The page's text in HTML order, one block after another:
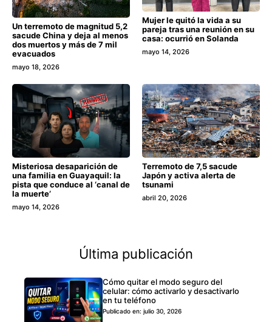
Un terremoto de magnitud 5,2
sacude China y deja al menos
dos muertos y más de 7 mil
evacuados
mayo 18, 2026
Mujer le quitó la vida a su
pareja tras una reunión en su
casa: ocurrió en Solanda
mayo 14, 2026
Misteriosa desaparición de
una familia en Guayaquil: la
pista que conduce al ‘canal de
la muerte’
mayo 14, 2026
Terremoto de 7,5 sacude
Japón y activa alerta de
tsunami
abril 20, 2026
Última publicación
Cómo quitar el modo seguro del
celular: cómo activarlo y desactivarlo
en tu teléfono
Publicado en: julio 30, 2026